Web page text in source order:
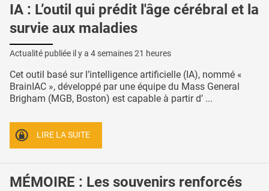
IA : L’outil qui prédit l'âge cérébral et la
survie aux maladies
Actualité publiée il y a 4 semaines 21 heures
Cet outil basé sur l’intelligence artificielle (IA), nommé «
BrainIAC », développé par une équipe du Mass General
Brigham (MGB, Boston) est capable à partir d’ ...
LIRE LA SUITE
MÉMOIRE : Les souvenirs renforcés